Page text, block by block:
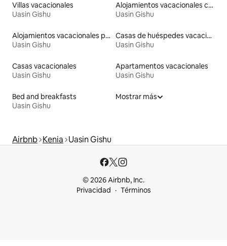
Villas vacacionales
Uasin Gishu
Alojamientos vacacionales con piscina
Uasin Gishu
Alojamientos vacacionales para familias
Uasin Gishu
Casas de huéspedes vacacionales
Uasin Gishu
Casas vacacionales
Uasin Gishu
Apartamentos vacacionales
Uasin Gishu
Bed and breakfasts
Uasin Gishu
Mostrar más
Airbnb Kenia Uasin Gishu
© 2026 Airbnb, Inc.
Privacidad
Términos